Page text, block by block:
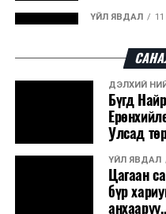
ҮЙЛ ЯВДАЛ
ДЭЛХИЙ
захирлын
ҮЙЛ ЯВДАЛ
Сүхбаатар
тонн АИ-92
ДЭЛХИЙ
Бүгд
Улсад
ҮЙЛ ЯВДАЛ
Цагаан
бүр